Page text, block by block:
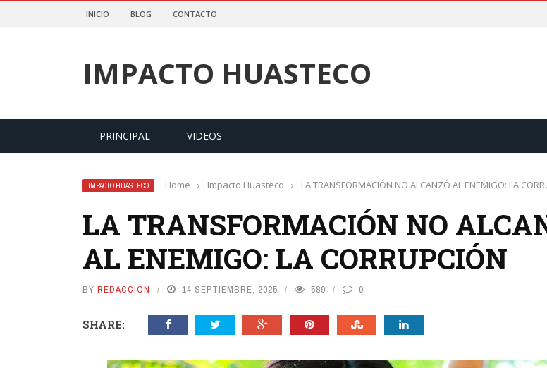
INICIO BLOG CONTACTO
IMPACTO HUASTECO
PRINCIPAL VIDEOS
IMPACTO HUASTECO Home › Impacto Huasteco › LA TRANSFORMACIÓN NO ALCANZÓ AL ENEMIGO: LA
LA TRANSFORMACIÓN NO
AL ENEMIGO: LA CORRUPCIÓN
BY REDACCION 14 SEPTIEMBRE, 2025 589 0
SHARE: